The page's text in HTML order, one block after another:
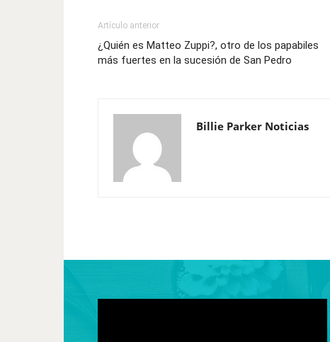
Artículo anterior
¿Quién es Matteo Zuppi?, otro de los papabiles
más fuertes en la sucesión de San Pedro
Billie Parker Noticias